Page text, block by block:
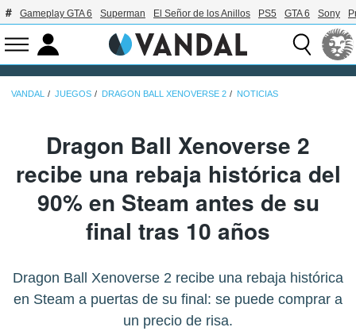
Gameplay GTA 6 Superman El Señor de los Anillos PS5 GTA 6 Sony
VANDAL JUEGOS DRAGON BALL XENOVERSE 2 NOTICIAS
Dragon Ball Xenoverse 2
recibe una rebaja histórica del
90% en Steam antes de su
final tras 10 años
Dragon Ball Xenoverse 2 recibe una rebaja histórica
en Steam a puertas de su final: se puede comprar a
un precio de risa.